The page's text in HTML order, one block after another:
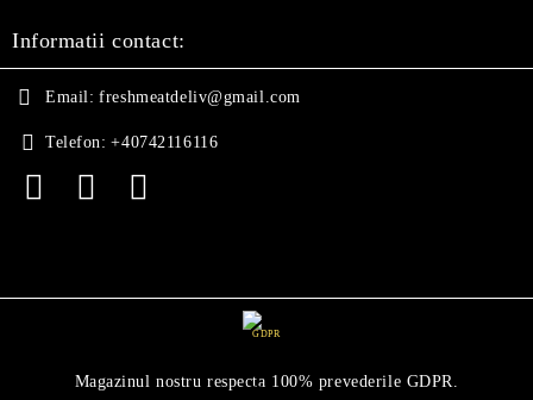
Informatii contact:
Email: freshmeatdeliv@gmail.com
Telefon: +40742116116
GDPR
Magazinul nostru respecta 100% prevederile GDPR.